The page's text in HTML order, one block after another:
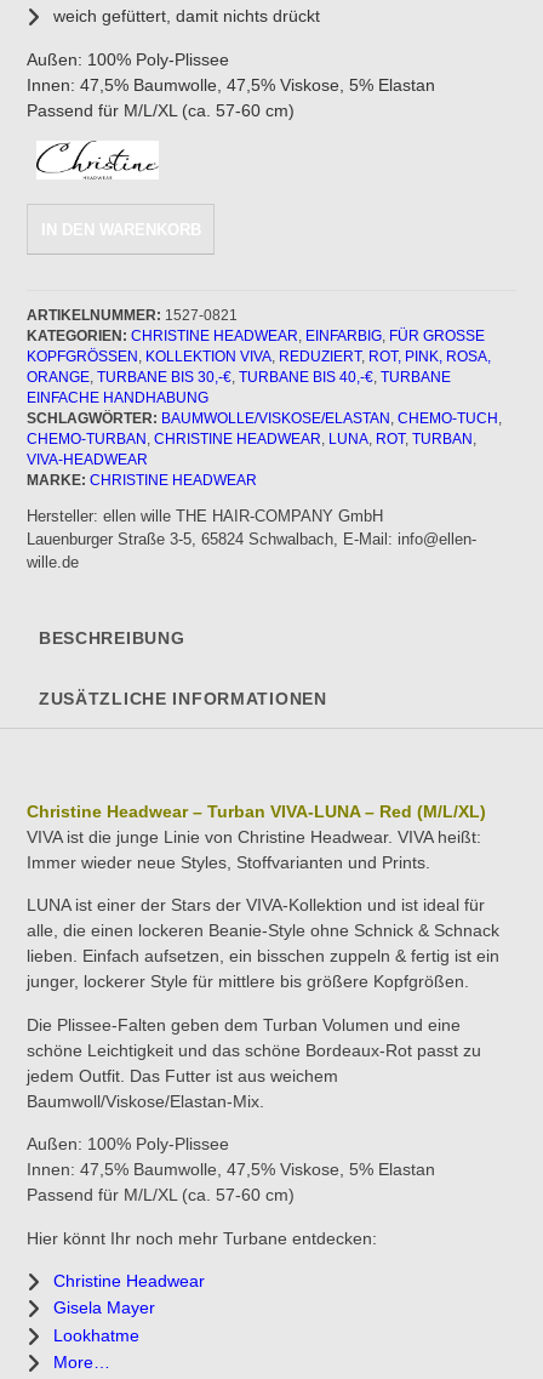
weich gefüttert, damit nichts drückt
Außen: 100% Poly-Plissee
Innen: 47,5% Baumwolle, 47,5% Viskose, 5% Elastan
Passend für M/L/XL (ca. 57-60 cm)
Headwear:
LUNA
-
Red
Menge
IN DEN WARENKORB
ARTIKELNUMMER: 1527-0821
KATEGORIEN: CHRISTINE HEADWEAR EINFARBIG
FÜR GROSSE K
OPFGRÖSSEN
KOLLEKTION VIVA REDUZIERT, ROT, PINK, ROSA,
ORANGE ,TURBANE BIS 30,-€ ,TURBANE BIS 40,-€ ,TURBANE
EINFACHE HANDHABUNG
SCHLAGWÖRTER: BAUMWOLLE/VISKOSE/ELASTAN ,CHEMO-TUCH
CHEMO-TURBAN
,CHRISTINE HEADWEAR LUNA ROT,TURBAN
VIVA-HEADWEAR
MARKE:CHRISTINE HEADWEAR
Hersteller:ellen wille THE HAIR-COMPANY GmbH
Lauenburger Straße 3-5, 65824 Schwalbach, E-Mail: info@ellen-
wille.de
BESCHREIBUNG
ZUSÄTZLICHE INFORMATIONEN
Christine Headwear – Turban VIVA-LUNA – Red (M/L/XL)
VIVA ist die junge Linie von Christine Headwear. VIVA heißt:
Immer wieder neue Styles, Stoffvarianten und Prints.
LUNA ist einer der Stars der VIVA-Kollektion und ist ideal für
alle, die einen lockeren Beanie-Style ohne Schnick & Schnack
lieben. Einfach aufsetzen, ein bisschen zuppeln & fertig ist ein
junger, lockerer Style für mittlere bis größere Kopfgrößen.
Die Plissee-Falten geben dem Turban Volumen und eine
schöne Leichtigkeit und das schöne Bordeaux-Rot passt zu
jedem Outfit. Das Futter ist aus weichem
Baumwoll/Viskose/Elastan-Mix.
Außen: 100% Poly-Plissee
Innen: 47,5% Baumwolle, 47,5% Viskose, 5% Elastan
Passend für M/L/XL (ca. 57-60 cm)
Hier könnt Ihr noch mehr Turbane entdecken:
Christine Headwear
Gisela Mayer
Lookhatme
More…